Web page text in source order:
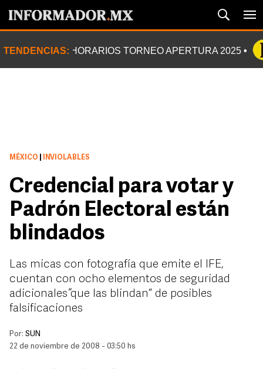
TENDENCIAS: HORARIOS TORNEO APERTURA 2025
MÉXICO INVIOLABLES
Credencial para votar y
Padrón Electoral están
blindados
Las micas con fotografía que emite el IFE,
cuentan con ocho elementos de seguridad
adicionales “que las blindan” de posibles
falsificaciones
Por: SUN
22 de noviembre de 2008 - 03:50 hs